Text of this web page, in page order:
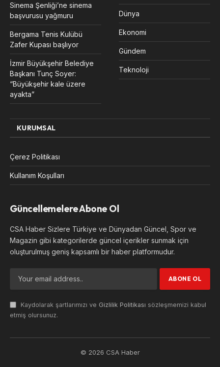
Sinema Şenliği’ne sinema
başvurusu yağmuru
Bergama Tenis Kulübü
Zafer Kupası başlıyor
İzmir Büyükşehir Belediye
Başkanı Tunç Soyer:
“Büyükşehir kale üzere
ayakta”
Dünya
Ekonomi
Gündem
Teknoloji
KURUMSAL
Çerez Politikası
Kullanım Koşulları
Güncellemelere Abone Ol
CSA Haber Sizlere Türkiye ve Dünyadan Güncel, Spor ve
Magazin gibi kategorilerde güncel içerikler sunmak için
oluşturulmuş geniş kapsamlı bir haber platformudur.
Kaydolarak şartlarımızı ve Gizlilik Politikası sözleşmemizi kabul
etmiş olursunuz.
© 2026 CSA Haber